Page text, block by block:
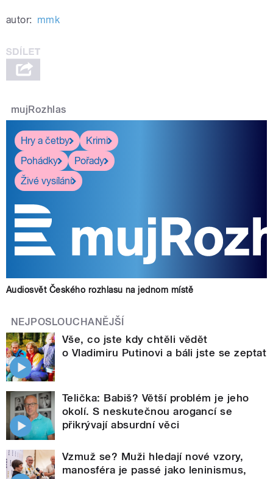
autor: mmk
mujRozhlas
Hry a četby
Krimi
Pohádky
Pořady
Živé vysílání
Audiosvět Českého rozhlasu na jednom místě
NEJPOSLOUCHANĚJŠÍ
Vše, co jste kdy chtěli vědět
o Vladimiru Putinovi a báli jste se zeptat
Telička: Babiš? Větší problém je jeho
okolí. S neskutečnou arogancí se
přikrývají absurdní věci
Vzmuž se? Muži hledají nové vzory,
manosféra je passé jako leninismus,